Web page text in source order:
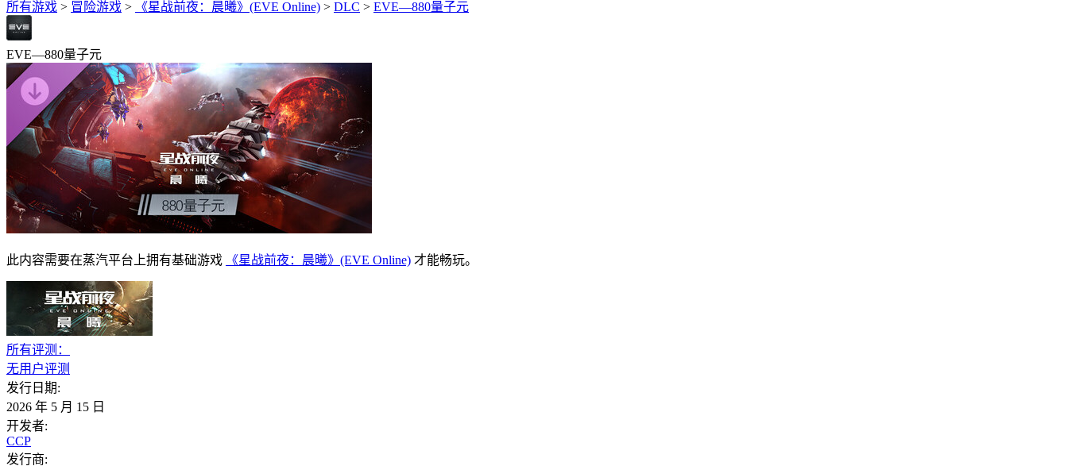
所有游戏 > 冒险‎游戏 > 《星战前夜：晨曦》(EVE Online) > DLC > EVE—880量子元
EVE—880量子元
此内容需要在蒸汽平台上拥有基础游戏 《星战前夜：晨曦》(EVE Online) 才能畅玩。
所有评测：
无用户评测
发行日期:
2026 年 5 月 15 日
开发者:
CCP
发行商: